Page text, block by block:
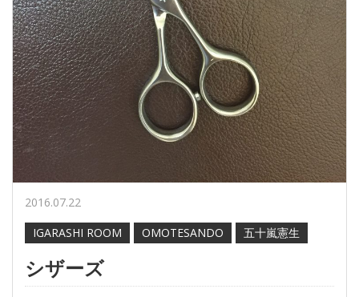
2016.07.22
IGARASHI ROOM
OMOTESANDO 五十嵐憲生
シザーズ